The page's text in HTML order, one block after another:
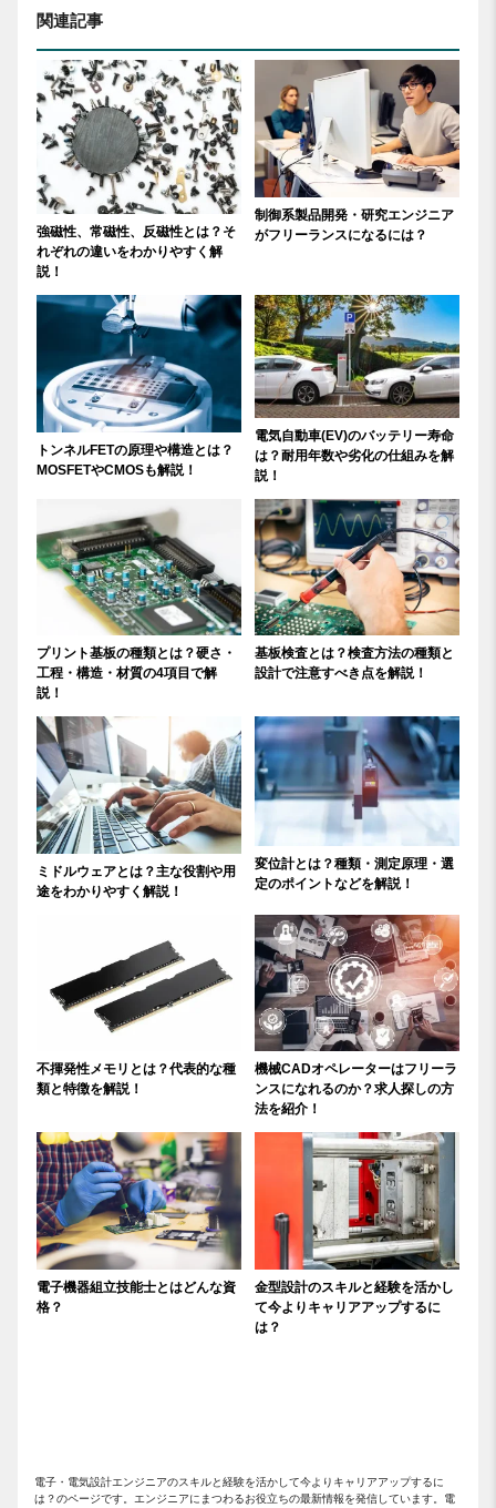
関連記事
強磁性、常磁性、反磁性とは？そ
れぞれの違いをわかりやすく解
説！
制御系製品開発・研究エンジニア
がフリーランスになるには？
トンネルFETの原理や構造とは？
MOSFETやCMOSも解説！
電気自動車(EV)のバッテリー寿命
は？耐用年数や劣化の仕組みを解
説！
プリント基板の種類とは？硬さ・
工程・構造・材質の4項目で解
説！
基板検査とは？検査方法の種類と
設計で注意すべき点を解説！
ミドルウェアとは？主な役割や用
途をわかりやすく解説！
変位計とは？種類・測定原理・選
定のポイントなどを解説！
不揮発性メモリとは？代表的な種
類と特徴を解説！
機械CADオペレーターはフリーラ
ンスになれるのか？求人探しの方
法を紹介！
電子機器組立技能士とはどんな資
格？
金型設計のスキルと経験を活かし
て今よりキャリアアップするに
は？
電子・電気設計エンジニアのスキルと経験を活かして今よりキャリアアップするに
は？のページです。エンジニアにまつわるお役立ちの最新情報を発信しています。電